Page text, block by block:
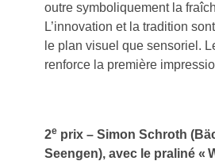
outre symboliquement la
L’innovation et la tradition
le plan visuel que sensoriel.
renforce la première
2e prix – Simon Schroth
Seengen), avec le praliné «